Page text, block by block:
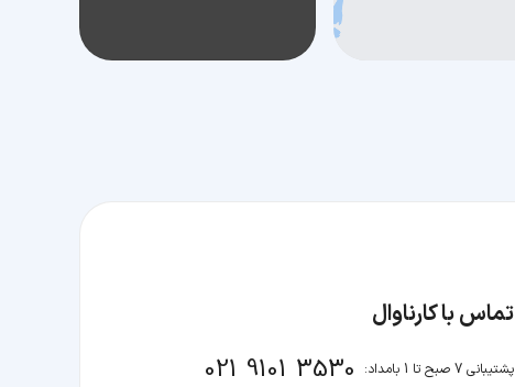
تماس با کارناوال
پشتیبانی 7 صبح تا 1 بامداد: 021 9101 3530